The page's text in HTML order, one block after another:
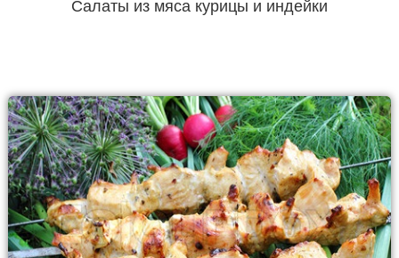
Салаты из мяса курицы и индейки